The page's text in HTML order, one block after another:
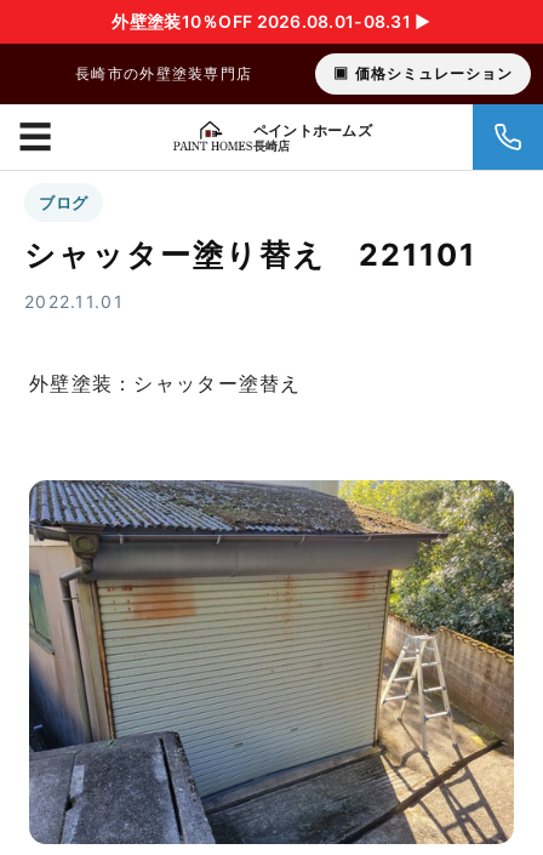
外壁塗装10％OFF 2026.08.01-08.31 ▶︎
長崎市の外壁塗装専門店 価格シミュレーション
ペイントホームズ
長崎店
☰
ブログ
シャッター塗り替え 221101
2022.11.01
外壁塗装：シャッター塗替え